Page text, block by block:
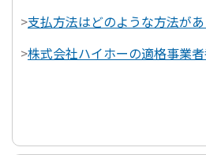
>支払方法はどのような方法が
>株式会社ハイホーの適格事業